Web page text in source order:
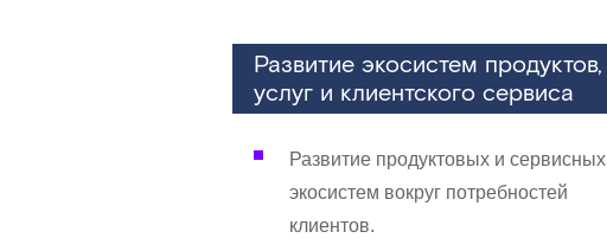
Развитие экосистем продуктов,
услуг и клиентского сервиса
Развитие продуктовых и сервисных
экосистем вокруг потребностей
клиентов.